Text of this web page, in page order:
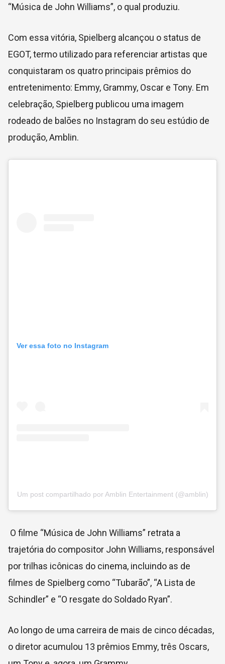
“Música de John Williams”, o qual produziu.
Com essa vitória, Spielberg alcançou o status de
EGOT, termo utilizado para referenciar artistas que
conquistaram os quatro principais prêmios do
entretenimento: Emmy, Grammy, Oscar e Tony. Em
celebração, Spielberg publicou uma imagem
rodeado de balões no Instagram do seu estúdio de
produção, Amblin.
Ver essa foto no Instagram
Um post compartilhado por Amblin Entertainment (@amblin)
O filme “Música de John Williams” retrata a
trajetória do compositor John Williams, responsável
por trilhas icônicas do cinema, incluindo as de
filmes de Spielberg como “Tubarão”, “A Lista de
Schindler” e “O resgate do Soldado Ryan”.
Ao longo de uma carreira de mais de cinco décadas,
o diretor acumulou 13 prêmios Emmy, três Oscars,